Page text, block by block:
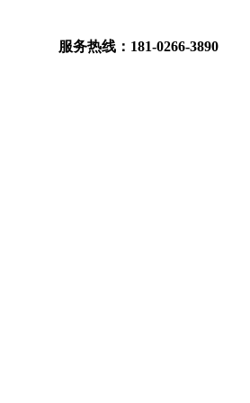
服务热线：181-0266-3890